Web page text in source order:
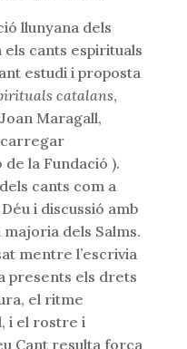
llunyana dels
cants espirituals
estudi i proposta
catalans,
Maragall,
la Fundació ).
cants com a
i discussió amb
majoria dels Salms.
mentre l’escrivia
presents els drets
el ritme
i el rostre i
Cant resulta força